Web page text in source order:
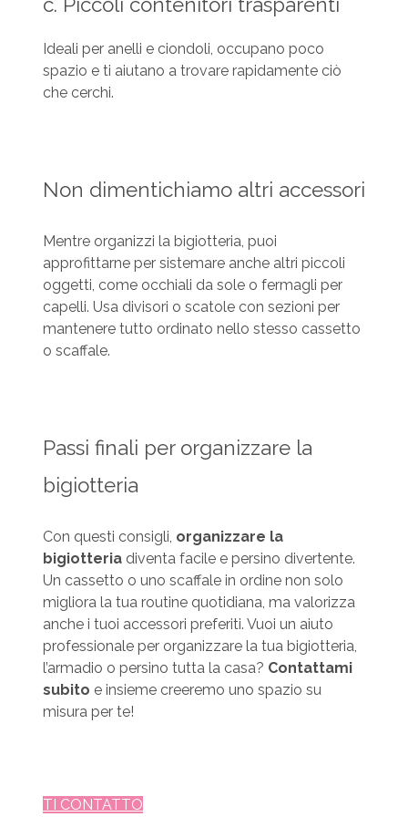
Ideali per anelli e ciondoli, occupano poco
spazio e ti aiutano a trovare rapidamente ciò
che cerchi.
Non dimentichiamo altri accessori
Mentre organizzi la bigiotteria, puoi
approfittarne per sistemare anche altri piccoli
oggetti, come occhiali da sole o fermagli per
capelli. Usa divisori o scatole con sezioni per
mantenere tutto ordinato nello stesso cassetto
o scaffale.
Passi finali per organizzare la
bigiotteria
Con questi consigli, organizzare la
bigiotteriadiventa facile e persino divertente.
Un cassetto o uno scaffale in ordine non solo
migliora la tua routine quotidiana, ma valorizza
anche i tuoi accessori preferiti. Vuoi un aiuto
professionale per organizzare la tua bigiotteria,
l’armadio o persino tutta la casa? Contattami
subito e insieme creeremo uno spazio su
misura per te!
TI CONTATTO